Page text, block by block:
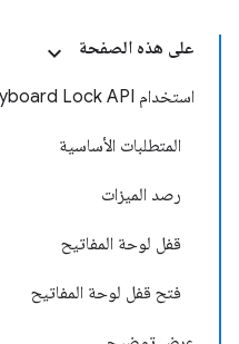
على هذه الصفحة
استخدام Keyboard Lock API
المتطلبات الأساسية
رصد الميزات
قفل لوحة المفاتيح
فتح قفل لوحة المفاتيح